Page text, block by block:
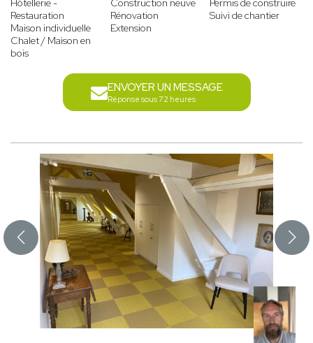
Hôtellerie -
Restauration
Maison individuelle
Chalet / Maison en
bois
Construction neuve
Rénovation
Extension
Permis de construire
Suivi de chantier
ENVOYER UN MESSAGE
Réponse sous 72 heures